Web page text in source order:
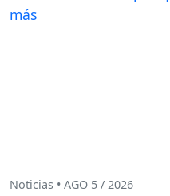
Noticias • AGO 5 / 2026